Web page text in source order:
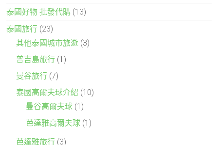
泰國好物 批發代購 (13)
泰國旅行 (23)
其他泰國城市旅遊 (3)
普吉島旅行 (1)
曼谷旅行 (7)
泰國高爾夫球介紹 (10)
曼谷高爾夫球 (1)
芭達雅高爾夫球 (1)
芭達雅旅行 (3)